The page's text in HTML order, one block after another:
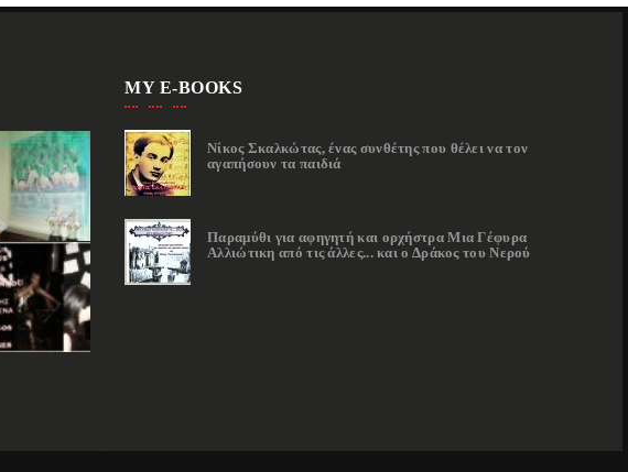
MY E-BOOKS
Νίκος Σκαλκώτας, ένας συνθέτης που θέλει να τον
αγαπήσουν τα παιδιά
Παραμύθι για αφηγητή και ορχήστρα Μια Γέφυρα
Αλλιώτικη από τις άλλες... και ο Δράκος του Νερού